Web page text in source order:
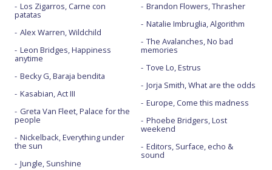
Los Zigarros, Carne con
patatas
Alex Warren, Wildchild
Leon Bridges, Happiness
anytime
Becky G, Baraja bendita
Kasabian, Act III
Greta Van Fleet, Palace for the
people
Nickelback, Everything under
the sun
Jungle, Sunshine
Brandon Flowers, Thrasher
Natalie Imbruglia, Algorithm
The Avalanches, No bad
memories
Tove Lo, Estrus
Jorja Smith, What are the odds
Europe, Come this madness
Phoebe Bridgers, Lost
weekend
Editors, Surface, echo &
sound